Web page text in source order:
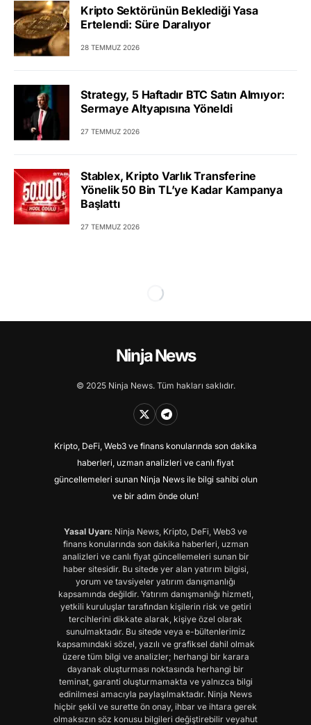
Kripto Sektörünün Beklediği Yasa
Ertelendi: Süre Daralıyor
28 TEMMUZ 2026
Strategy, 5 Haftadır BTC Satın Almıyor:
Sermaye Altyapısına Yöneldi
27 TEMMUZ 2026
Stablex, Kripto Varlık Transferine
Yönelik 50 Bin TL’ye Kadar Kampanya
Başlattı
27 TEMMUZ 2026
Ninja News
© 2025 Ninja News. Tüm hakları saklıdır.
Kripto, DeFi, Web3 ve finans konularında son dakika
haberleri, uzman analizleri ve canlı fiyat
güncellemeleri sunan Ninja News ile bilgi sahibi olun
ve bir adım önde olun!
Yasal Uyarı: Ninja News, Kripto, DeFi, Web3 ve
finans konularında son dakika haberleri, uzman
analizleri ve canlı fiyat güncellemeleri sunan bir
haber sitesidir. Bu sitede yer alan yatırım bilgisi,
yorum ve tavsiyeler yatırım danışmanlığı
kapsamında değildir. Yatırım danışmanlığı hizmeti,
yetkili kuruluşlar tarafından kişilerin risk ve getiri
tercihlerini dikkate alarak, kişiye özel olarak
sunulmaktadır. Bu sitede veya e-bültenlerimiz
kapsamındaki sözel, yazılı ve grafiksel dahil olmak
üzere tüm bilgi ve analizler; herhangi bir karara
dayanak oluşturması noktasında herhangi bir
teminat, garanti oluşturmamakta ve yalnızca bilgi
edinilmesi amacıyla paylaşılmaktadır. Ninja News
hiçbir şekil ve surette ön onay, ihbar ve ihtara gerek
olmaksızın söz konusu bilgileri değiştirebilir veyahut